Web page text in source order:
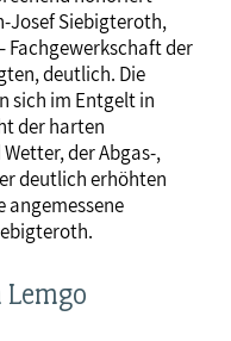
Josef Siebigteroth,
Fachgewerkschaft der
deutlich. Die
sich im Entgelt in
der harten
der Abgas-,
deutlich erhöhten
angemessene